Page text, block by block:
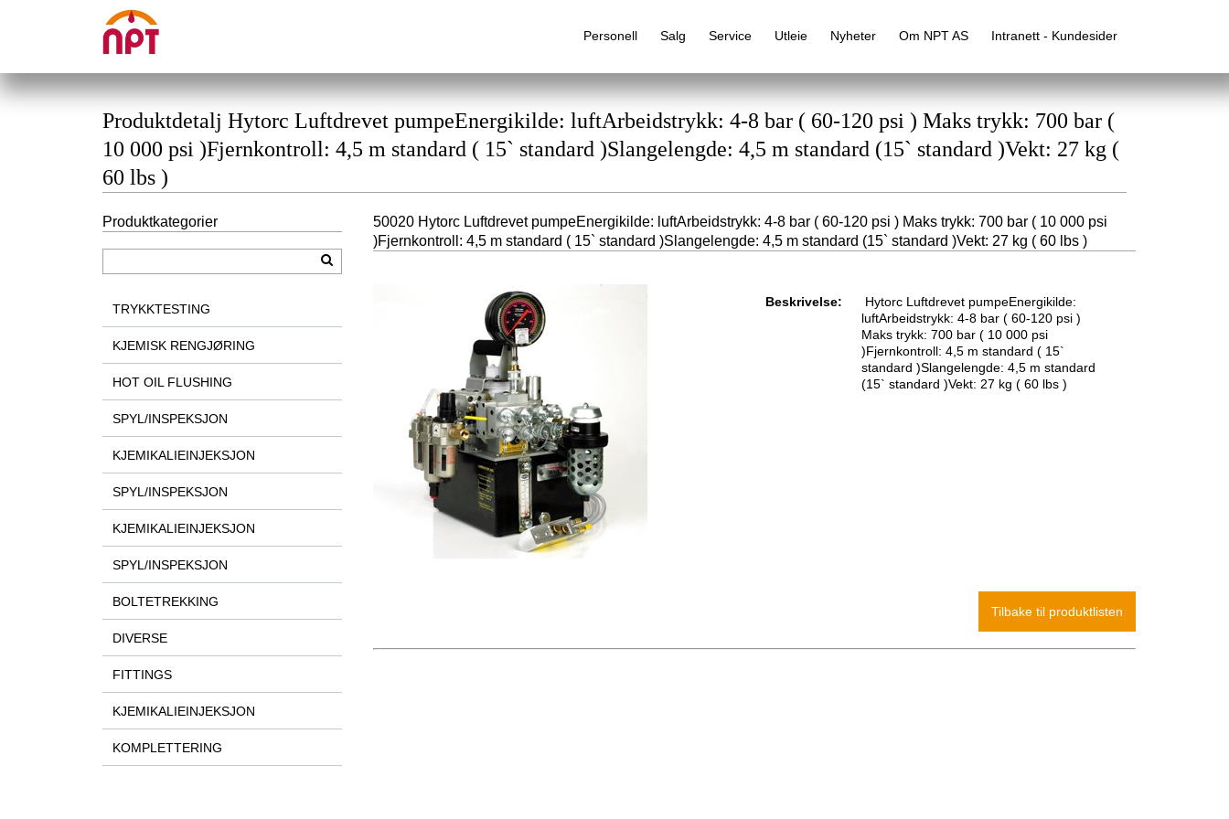
Personell Salg Service Utleie Nyheter Om NPT AS Intranett - Kundesider
Produktdetalj Hytorc Luftdrevet pumpeEnergikilde: luftArbeidstrykk: 4-8 bar ( 60-120 psi ) Maks trykk: 700 bar (
10 000 psi )Fjernkontroll: 4,5 m standard ( 15` standard )Slangelengde: 4,5 m standard (15` standard )Vekt: 27 kg (
60 lbs )
50020 Hytorc Luftdrevet pumpeEnergikilde: luftArbeidstrykk: 4-8 bar ( 60-120 psi ) Maks trykk: 700 bar ( 10 000 psi
)Fjernkontroll: 4,5 m standard ( 15` standard )Slangelengde: 4,5 m standard (15` standard )Vekt: 27 kg ( 60 lbs )
Beskrivelse:
Hytorc Luftdrevet pumpeEnergikilde:
luftArbeidstrykk: 4-8 bar ( 60-120 psi )
Maks trykk: 700 bar ( 10 000 psi
)Fjernkontroll: 4,5 m standard ( 15`
standard )Slangelengde: 4,5 m standard
(15` standard )Vekt: 27 kg ( 60 lbs )
Produktkategorier
TRYKKTESTING
KJEMISK RENGJØRING
HOT OIL FLUSHING
SPYL/INSPEKSJON
KJEMIKALIEINJEKSJON
SPYL/INSPEKSJON
KJEMIKALIEINJEKSJON
SPYL/INSPEKSJON
BOLTETREKKING
DIVERSE
FITTINGS
KJEMIKALIEINJEKSJON
KOMPLETTERING